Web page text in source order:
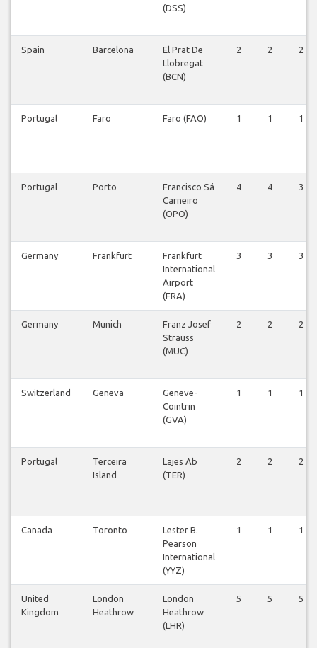
(DSS)
Spain Barcelona
El Prat De
Llobregat
(BCN)
2 2 2
Portugal Faro Faro (FAO) 1 1 1
Portugal Porto
Francisco Sá
Carneiro
(OPO)
4 4 3
Germany Frankfurt
Frankfurt
International
Airport
(FRA)
3 3 3
Germany Munich
Franz Josef
Strauss
(MUC)
2 2 2
Switzerland Geneva
Geneve-
Cointrin
(GVA)
1 1 1
Portugal
Terceira
Island
Lajes Ab
(TER)
2 2 2
Canada Toronto
Lester B.
Pearson
International
(YYZ)
1 1 1
United
Kingdom
London
Heathrow
London
Heathrow
(LHR)
5 5 5